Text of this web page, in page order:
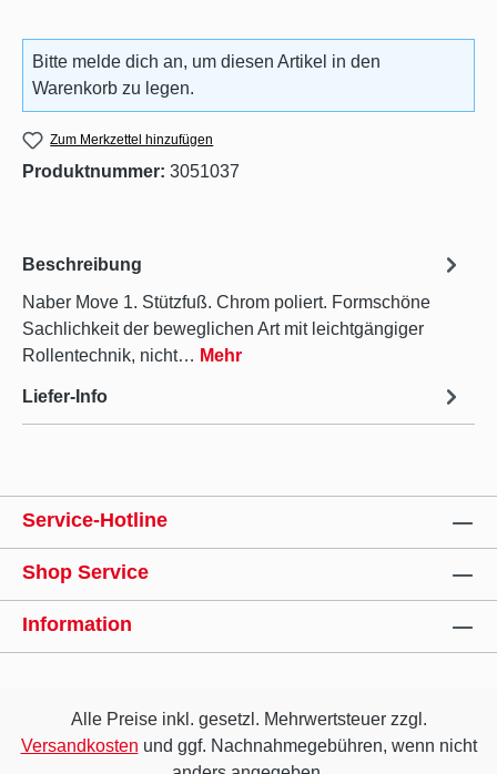
Bitte melde dich an, um diesen Artikel in den
Warenkorb zu legen.
Zum Merkzettel hinzufügen
Produktnummer: 3051037
Beschreibung
Naber Move 1. Stützfuß. Chrom poliert. Formschöne
Sachlichkeit der beweglichen Art mit leichtgängiger
Rollentechnik, nicht… Mehr
Liefer-Info
Service-Hotline
Shop Service
Information
Alle Preise inkl. gesetzl. Mehrwertsteuer zzgl.
Versandkosten und ggf. Nachnahmegebühren, wenn nicht